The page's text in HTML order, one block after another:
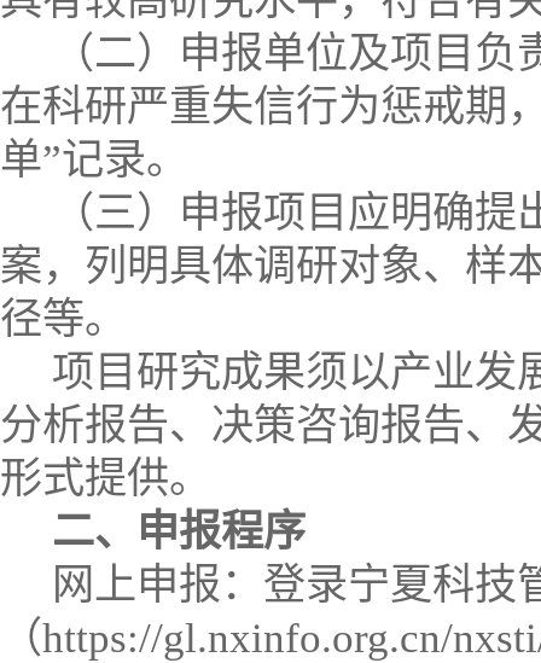
（二）申报单位及项目
在科研严重失信行为惩戒期
单”记录。
（三）申报项目应明确
案，列明具体调研对象、样
径等。
项目研究成果须以产业发
分析报告、决策咨询报告、
形式提供。
二、申报程序
网上申报：登录宁夏科技
（https://gl.nxinfo.org.cn/